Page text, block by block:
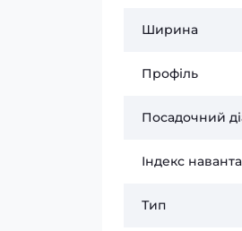
Ширина
Профіль
Посадочний
Індекс
Тип